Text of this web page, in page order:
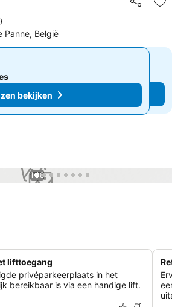
Delen
)
Panne, België
bekijken
bekijken
1 / 8
lifttoegang
privéparkeerplaats in het
bereikbaar is via een handige lift.